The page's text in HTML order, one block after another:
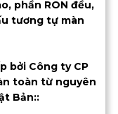
phần RON đều,
tương tự màn
bởi Công ty CP
toàn từ nguyên
Bản::